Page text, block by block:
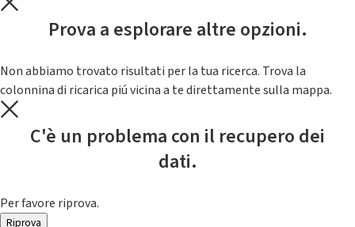
Prova a esplorare altre opzioni.
Non abbiamo trovato risultati per la tua ricerca. Trova la
colonnina di ricarica piú vicina a te direttamente sulla mappa.
C'è un problema con il recupero dei
dati.
Per favore riprova.
Riprova